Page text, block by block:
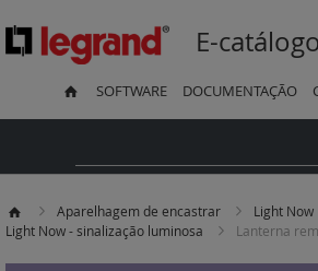
E-catálogo
SOFTWARE DOCUMENTAÇÃO
Aparelhagem de encastrar
Light Now
Light Now - sinalização luminosa
Lanterna